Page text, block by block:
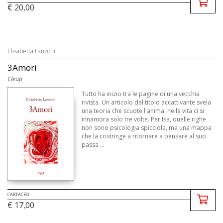
€ 20,00
Elisabetta Lanzoni
3Amori
Cleup
Tutto ha inizio tra le pagine di una vecchia
rivista. Un articolo dal titolo accattivante svela
una teoria che scuote l'anima: nella vita ci si
innamora solo tre volte. Per Isa, quelle righe
non sono psicologia spicciola, ma una mappa
che la costringe a ritornare a pensare al suo
passa ...
CARTACEO
€ 17,00